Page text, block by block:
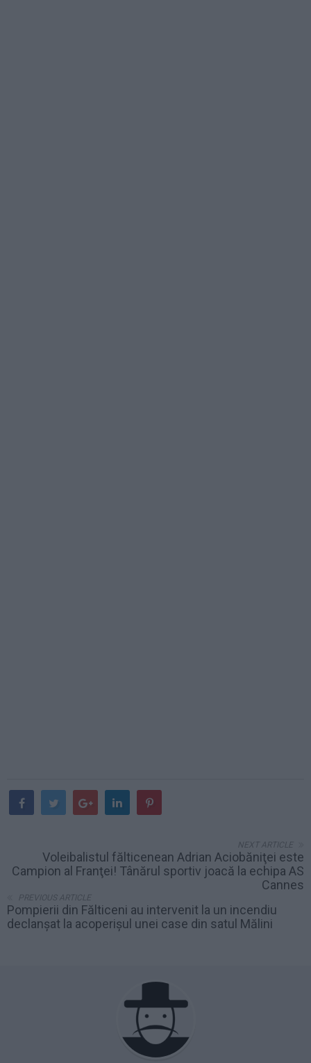
NEXT ARTICLE
Voleibalistul fălticenean Adrian Aciobăniţei este
Campion al Franţei! Tânărul sportiv joacă la echipa AS
Cannes
PREVIOUS ARTICLE
Pompierii din Fălticeni au intervenit la un incendiu
declanșat la acoperișul unei case din satul Mălini